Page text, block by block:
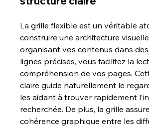
La grille flexible est un véritable
construire une architecture
organisant vos contenus dans
lignes précises, vous facilitez la
compréhension de vos pages.
claire guide naturellement le
les aidant à trouver rapidement
recherchée. De plus, la grille
cohérence graphique entre les